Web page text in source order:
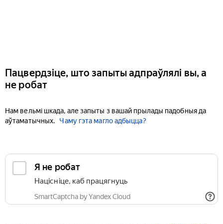
Пацвердзіце, што запыты адпраўлялі вы, а
не робат
Нам вельмі шкада, але запыты з вашай прылады падобныя да
аўтаматычных.
Чаму гэта магло адбыцца?
Я не робат
Націсніце, каб працягнуць
SmartCaptcha by Yandex Cloud